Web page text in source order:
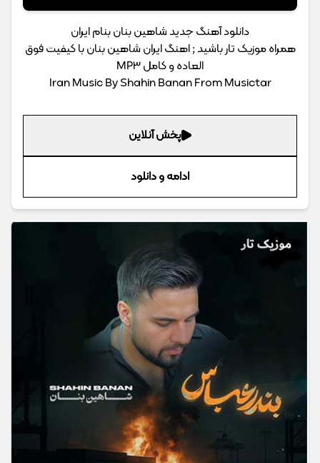
دانلود آهنگ جدید شاهین بنان بنام ایران
همراه موزیک تار باشید ; اهنگ ایران شاهین بنان با کیفیت فوق
العاده و کامل MP3
Iran Music By Shahin Banan From Musictar
پخش آنلاین
ادامه و دانلود